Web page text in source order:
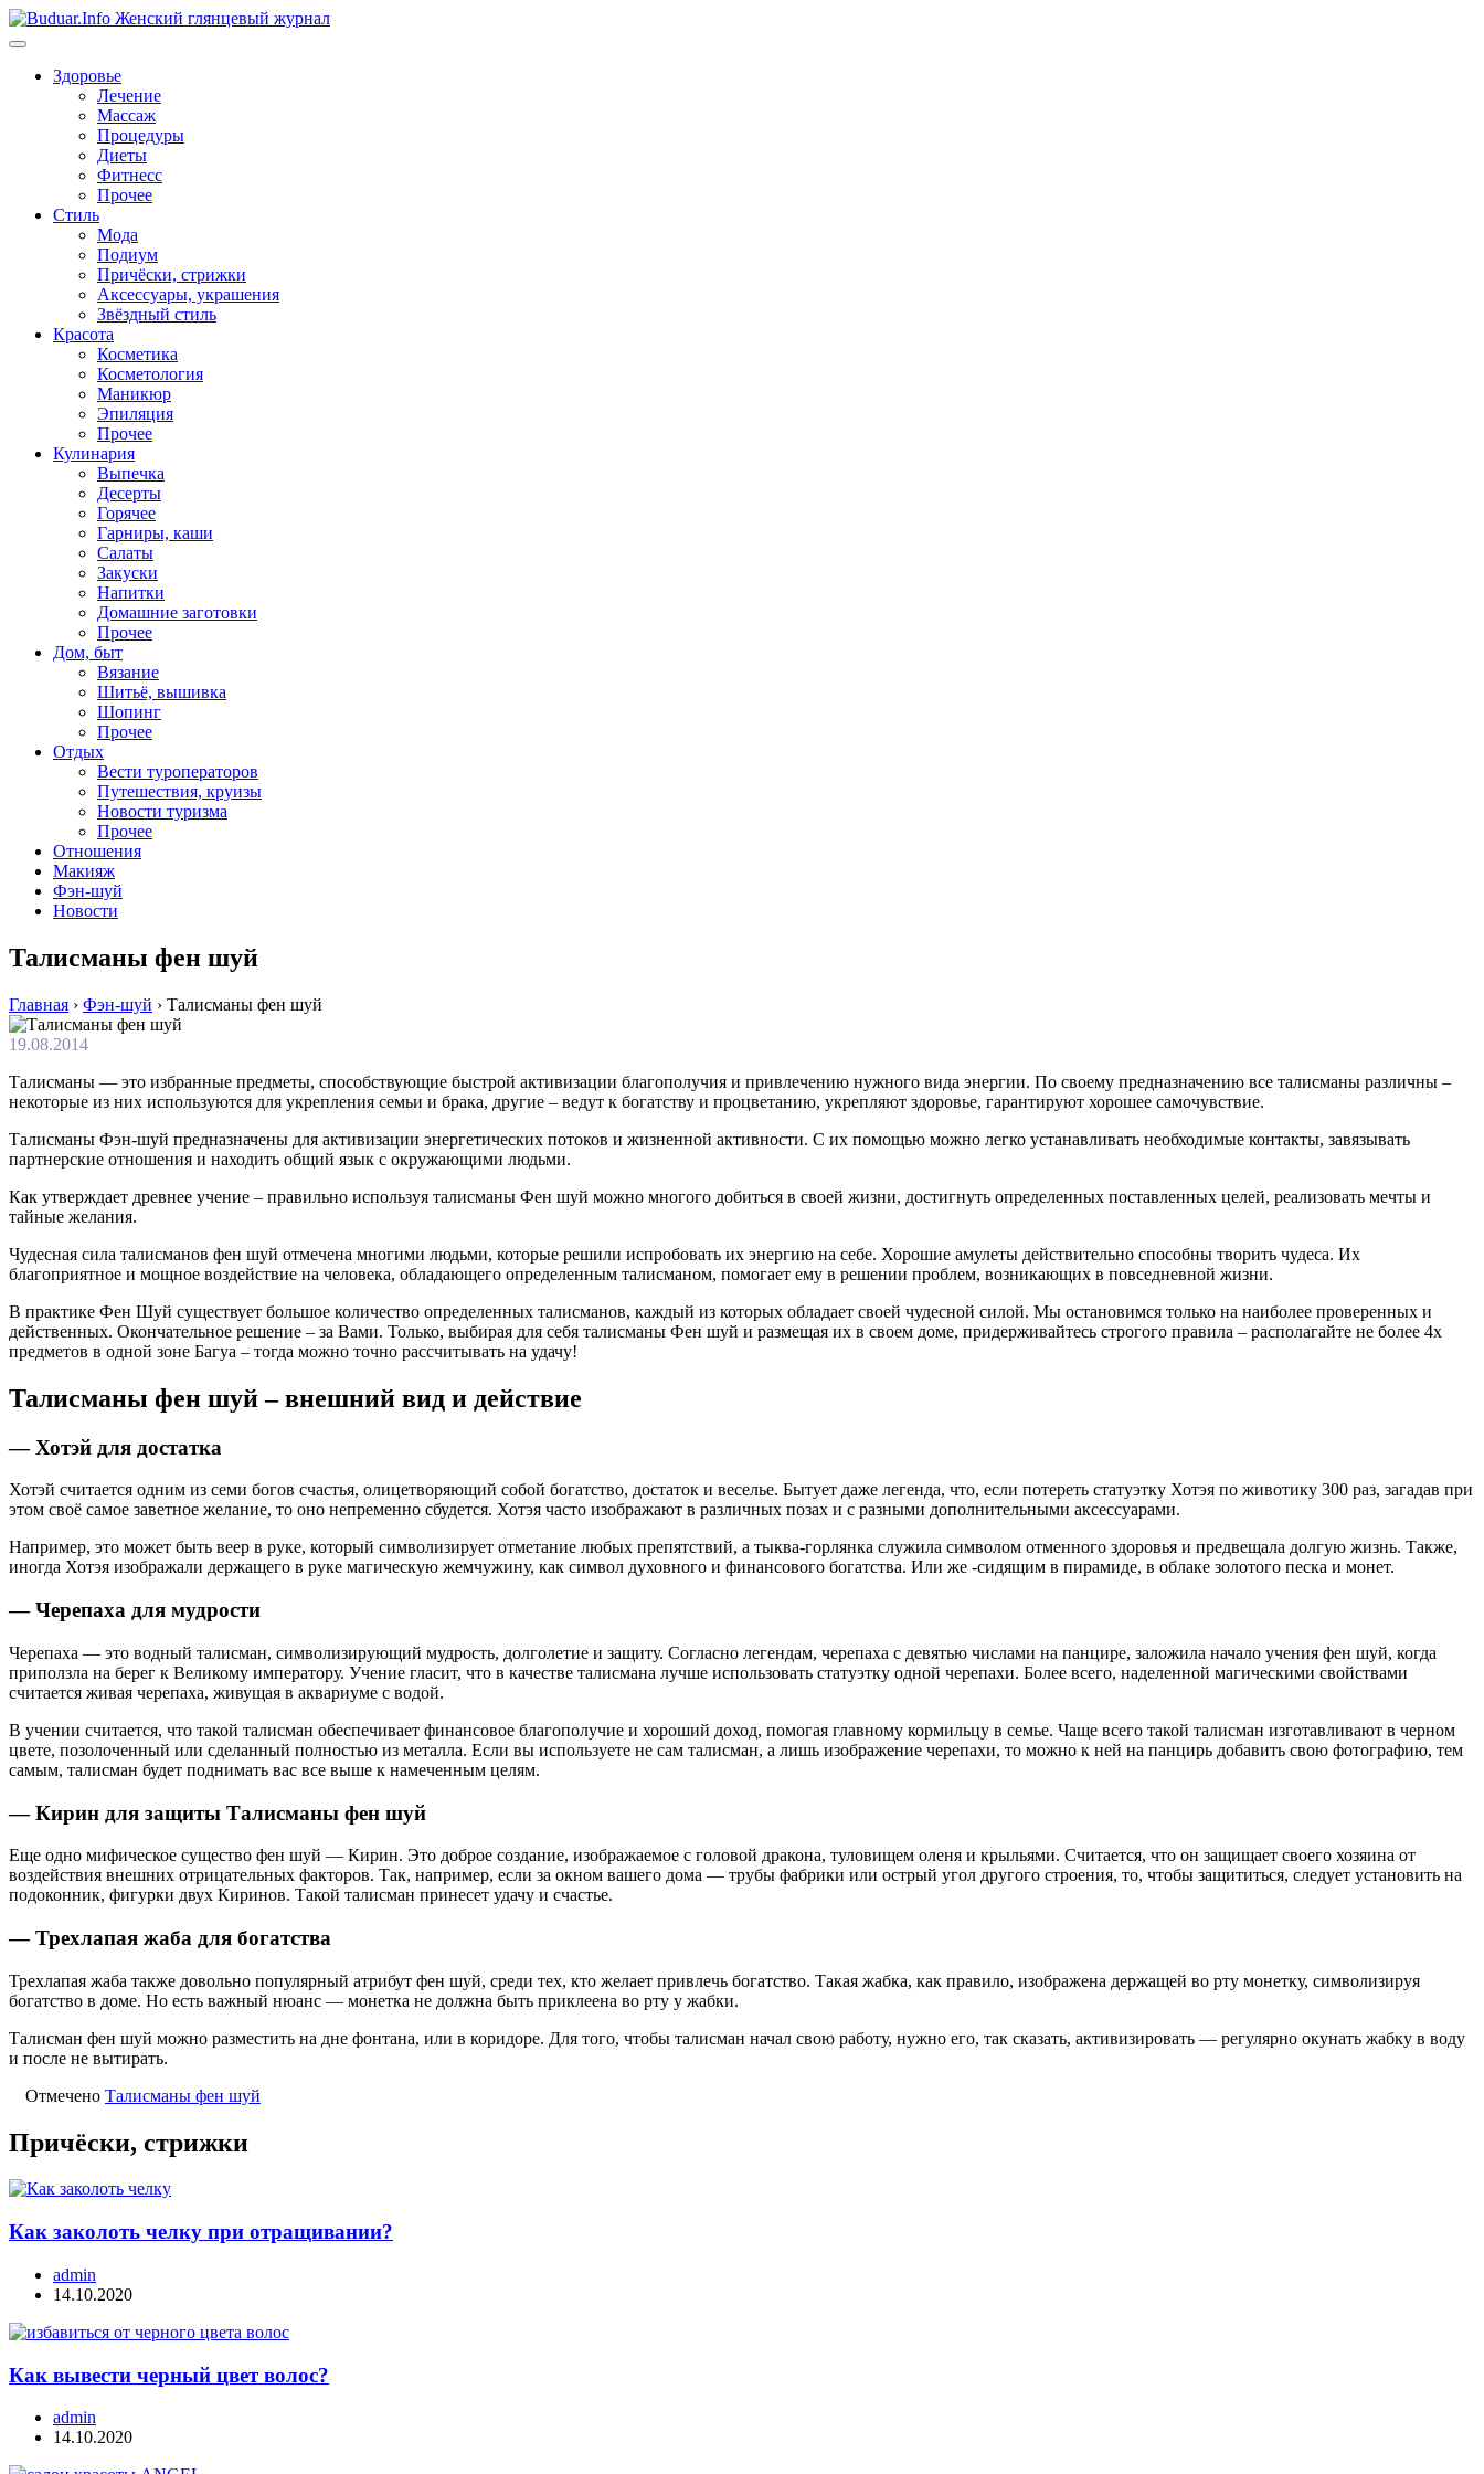
Перейти
к
Здоровье
Лечение
Массаж
Процедуры
Диеты
Фитнесс
Прочее
Стиль
Мода
Подиум
Причёски, стрижки
Аксессуары, украшения
Звёздный стиль
Красота
Косметика
Косметология
Маникюр
Эпиляция
Прочее
Кулинария
Выпечка
Десерты
Горячее
Гарниры, каши
Салаты
Закуски
Напитки
Домашние заготовки
Прочее
Дом, быт
Вязание
Шитьё, вышивка
Шопинг
Прочее
Отдых
Вести туроператоров
Путешествия, круизы
Новости туризма
Прочее
Отношения
Макияж
Фэн-шуй
Новости
Талисманы фен шуй
Главная › Фэн-шуй › Талисманы фен шуй
19.08.2014
Талисманы — это избранные предметы, способствующие быстрой активизации благополучия и привлечению нужного вида энергии. По своему предназначению все талисманы различны –
некоторые из них используются для укрепления семьи и брака, другие – ведут к богатству и процветанию, укрепляют здоровье, гарантируют хорошее самочувствие.
Талисманы Фэн-шуй предназначены для активизации энергетических потоков и жизненной активности. С их помощью можно легко устанавливать необходимые контакты, завязывать
партнерские отношения и находить общий язык с окружающими людьми.
Как утверждает древнее учение – правильно используя талисманы Фен шуй можно многого добиться в своей жизни, достигнуть определенных поставленных целей, реализовать мечты и
тайные желания.
Чудесная сила талисманов фен шуй отмечена многими людьми, которые решили испробовать их энергию на себе. Хорошие амулеты действительно способны творить чудеса. Их
благоприятное и мощное воздействие на человека, обладающего определенным талисманом, помогает ему в решении проблем, возникающих в повседневной жизни.
В практике Фен Шуй существует большое количество определенных талисманов, каждый из которых обладает своей чудесной силой. Мы остановимся только на наиболее проверенных и
действенных. Окончательное решение – за Вами. Только, выбирая для себя талисманы Фен шуй и размещая их в своем доме, придерживайтесь строгого правила – располагайте не более 4х
предметов в одной зоне Багуа – тогда можно точно рассчитывать на удачу!
Талисманы фен шуй – внешний вид и действие
— Хотэй для достатка
Хотэй считается одним из семи богов счастья, олицетворяющий собой богатство, достаток и веселье. Бытует даже легенда, что, если потереть статуэтку Хотэя по животику 300 раз, загадав при
этом своё самое заветное желание, то оно непременно сбудется. Хотэя часто изображают в различных позах и с разными дополнительными аксессуарами.
Например, это может быть веер в руке, который символизирует отметание любых препятствий, а тыква-горлянка служила символом отменного здоровья и предвещала долгую жизнь. Также,
иногда Хотэя изображали держащего в руке магическую жемчужину, как символ духовного и финансового богатства. Или же -сидящим в пирамиде, в облаке золотого песка и монет.
— Черепаха для мудрости
Черепаха — это водный талисман, символизирующий мудрость, долголетие и защиту. Согласно легендам, черепаха с девятью числами на панцире, заложила начало учения фен шуй, когда
приползла на берег к Великому императору. Учение гласит, что в качестве талисмана лучше использовать статуэтку одной черепахи. Более всего, наделенной магическими свойствами
считается живая черепаха, живущая в аквариуме с водой.
В учении считается, что такой талисман обеспечивает финансовое благополучие и хороший доход, помогая главному кормильцу в семье. Чаще всего такой талисман изготавливают в черном
цвете, позолоченный или сделанный полностью из металла. Если вы используете не сам талисман, а лишь изображение черепахи, то можно к ней на панцирь добавить свою фотографию, тем
самым, талисман будет поднимать вас все выше к намеченным целям.
— Кирин для защиты Талисманы фен шуй
Еще одно мифическое существо фен шуй — Кирин. Это доброе создание, изображаемое с головой дракона, туловищем оленя и крыльями. Считается, что он защищает своего хозяина от
воздействия внешних отрицательных факторов. Так, например, если за окном вашего дома — трубы фабрики или острый угол другого строения, то, чтобы защититься, следует установить на
подоконник, фигурки двух Киринов. Такой талисман принесет удачу и счастье.
— Трехлапая жаба для богатства
Трехлапая жаба также довольно популярный атрибут фен шуй, среди тех, кто желает привлечь богатство. Такая жабка, как правило, изображена держащей во рту монетку, символизируя
богатство в доме. Но есть важный нюанс — монетка не должна быть приклеена во рту у жабки.
Талисман фен шуй можно разместить на дне фонтана, или в коридоре. Для того, чтобы талисман начал свою работу, нужно его, так сказать, активизировать — регулярно окунать жабку в воду
и после не вытирать.
Отмечено Талисманы фен шуй
Причёски, стрижки
Как заколоть челку при отращивании?
admin
14.10.2020
Как вывести черный цвет волос?
admin
14.10.2020